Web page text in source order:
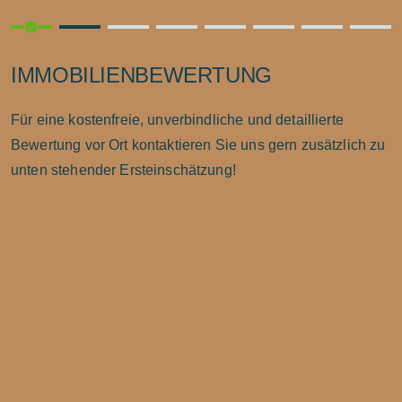
check_circle
IMMOBILIENBEWERTUNG
Für eine kostenfreie, unverbindliche und detaillierte
Bewertung vor Ort kontaktieren Sie uns gern zusätzlich zu
unten stehender Ersteinschätzung!